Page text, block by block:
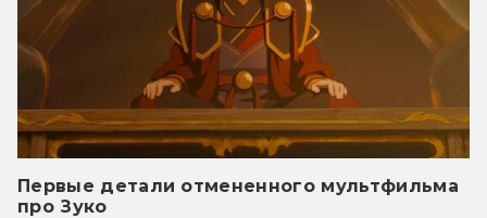
Первые детали отмененного мультфильма
про Зуко